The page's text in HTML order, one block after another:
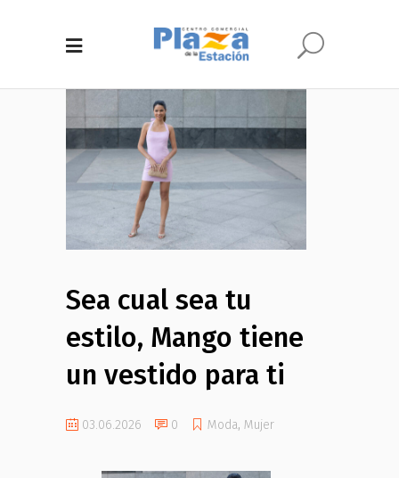
Sea cual sea tu
estilo, Mango tiene
un vestido para ti
03.06.2026 0 Moda, Mujer